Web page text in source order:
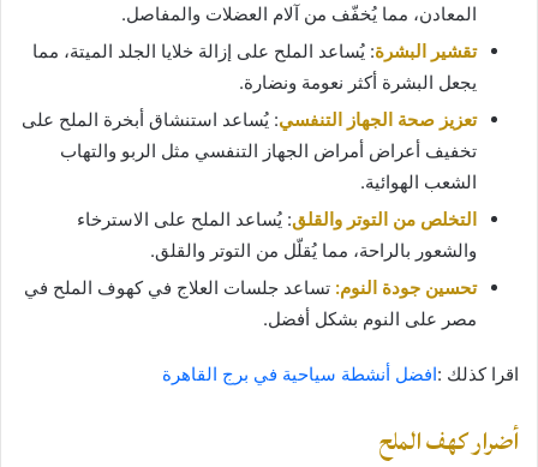
المعادن، مما يُخفّف من آلام العضلات والمفاصل.
تقشير البشرة: يُساعد الملح على إزالة خلايا الجلد الميتة، مما
يجعل البشرة أكثر نعومة ونضارة.
تعزيز صحة الجهاز التنفسي: يُساعد استنشاق أبخرة الملح على
تخفيف أعراض أمراض الجهاز التنفسي مثل الربو والتهاب
الشعب الهوائية.
التخلص من التوتر والقلق: يُساعد الملح على الاسترخاء
والشعور بالراحة، مما يُقلّل من التوتر والقلق.
تحسين جودة النوم: تساعد جلسات العلاج في كهوف الملح في
مصر على النوم بشكل أفضل.
اقرا كذلك :افضل أنشطة سياحية في برج القاهرة
أضرار كهف الملح